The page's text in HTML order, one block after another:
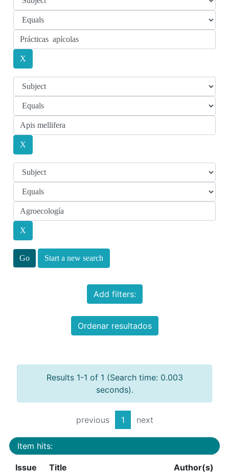
Start a new search
Add filters:
Ordenar resultados
Results 1-1 of 1 (Search time: 0.003
seconds).
previous 1 next
Item hits:
Issue
Title Author(s)